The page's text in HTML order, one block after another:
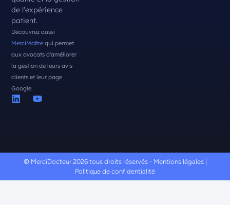
de l'expérience
patient.
Découvrez aussi
MerciMaîtrequi permet
aux avocats d'améllorer
la gestion de leurs avis
clients et leur page
Google.
© MerciDocteur 2026 tous droits réservés - Mentions légales|
Politique de confidentialité